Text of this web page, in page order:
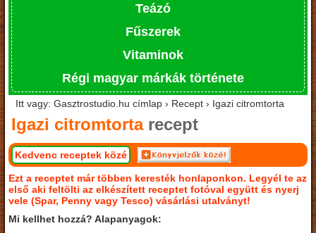
Teázó
Fűszerek
Vitaminok
Régi magyar márkák története
Itt vagy: Gasztrostudio.hu címlap › Recept › Igazi citromtorta
Igazi citromtortarecept
Kedvenc receptek közé
Ezt a receptet már többen keresték honlaponkon. Legyél te az
első aki feltölti az elkészített receptet fotóval együtt és nyerj
vele (Spar, Penny vagy Tesco) vásárlási utalványt!
Mi kellhet hozzá? Alapanyagok: